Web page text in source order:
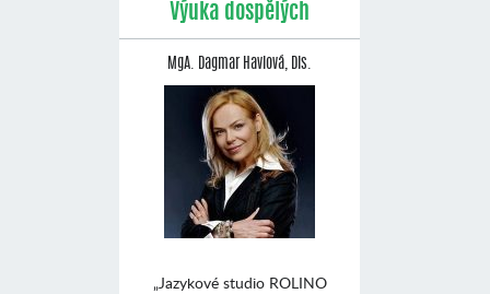
Výuka dospělých
MgA. Dagmar Havlová, Dis.
„Jazykové studio ROLINO